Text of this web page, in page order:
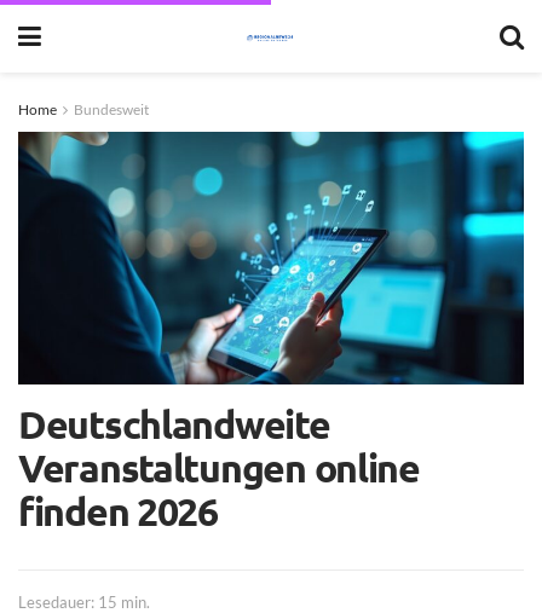
Home Bundesweit
Deutschlandweite
Veranstaltungen online
finden 2026
Lesedauer: 15 min.